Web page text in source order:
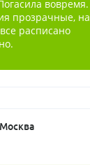
вовремя.
прозрачные, на
расписано